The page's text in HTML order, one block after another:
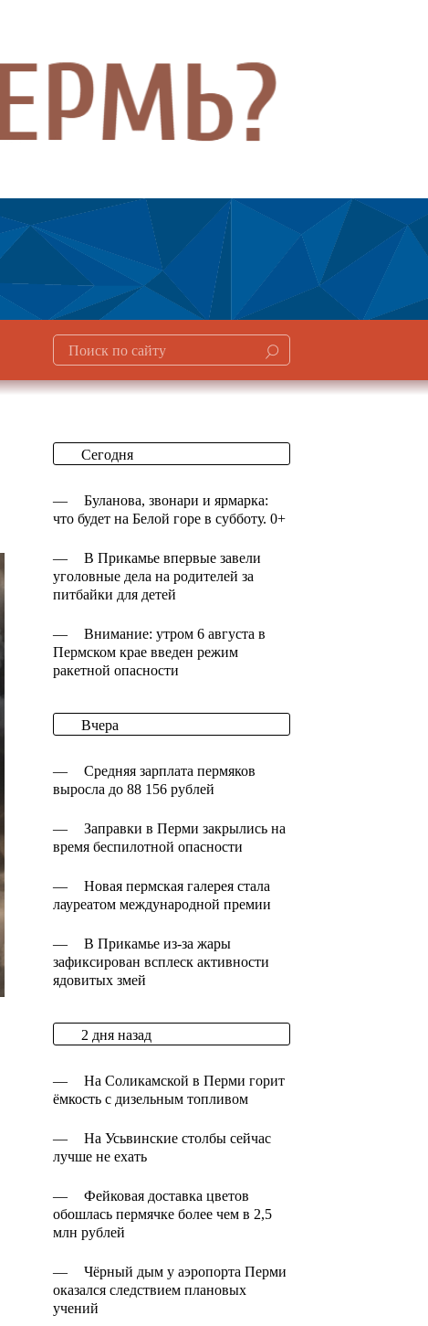
Сегодня
—
Буланова, звонари и ярмарка:
что будет на Белой горе в субботу. 0+
—
В Прикамье впервые завели
уголовные дела на родителей за
питбайки для детей
—
Внимание: утром 6 августа в
Пермском крае введен режим
ракетной опасности
Вчера
—
Средняя зарплата пермяков
выросла до 88 156 рублей
—
Заправки в Перми закрылись на
время беспилотной опасности
—
Новая пермская галерея стала
лауреатом международной премии
—
В Прикамье из-за жары
зафиксирован всплеск активности
ядовитых змей
2 дня назад
—
На Соликамской в Перми горит
ёмкость с дизельным топливом
—
На Усьвинские столбы сейчас
лучше не ехать
—
Фейковая доставка цветов
обошлась пермячке более чем в 2,5
млн рублей
—
Чёрный дым у аэропорта Перми
оказался следствием плановых
учений